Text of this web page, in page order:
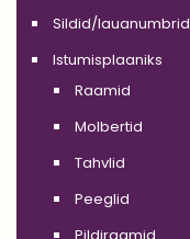
Sildid/lauanumbrid
Istumisplaaniks
Raamid
Molbertid
Tahvlid
Peeglid